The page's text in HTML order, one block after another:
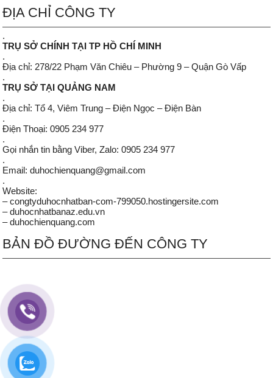
ĐỊA CHỈ CÔNG TY
.
TRỤ SỞ CHÍNH TẠI TP HỒ CHÍ MINH
.
Địa chỉ: 278/22 Phạm Văn Chiêu – Phường 9 – Quận Gò Vấp
.
TRỤ SỞ TẠI QUẢNG NAM
.
Địa chỉ: Tổ 4, Viêm Trung – Điện Ngọc – Điện Bàn
.
Điện Thoại: 0905 234 977
.
Gọi nhắn tin bằng Viber, Zalo: 0905 234 977
.
Email: duhochienquang@gmail.com
.
Website:
– congtyduhocnhatban-com-799050.hostingersite.com
– duhocnhatbanaz.edu.vn
– duhochienquang.com
BẢN ĐỒ ĐƯỜNG ĐẾN CÔNG TY